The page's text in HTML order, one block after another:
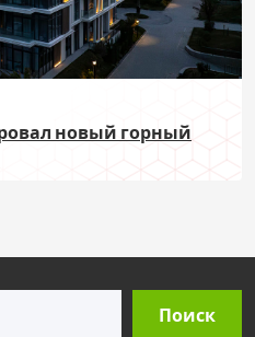
новый горный
Поиск